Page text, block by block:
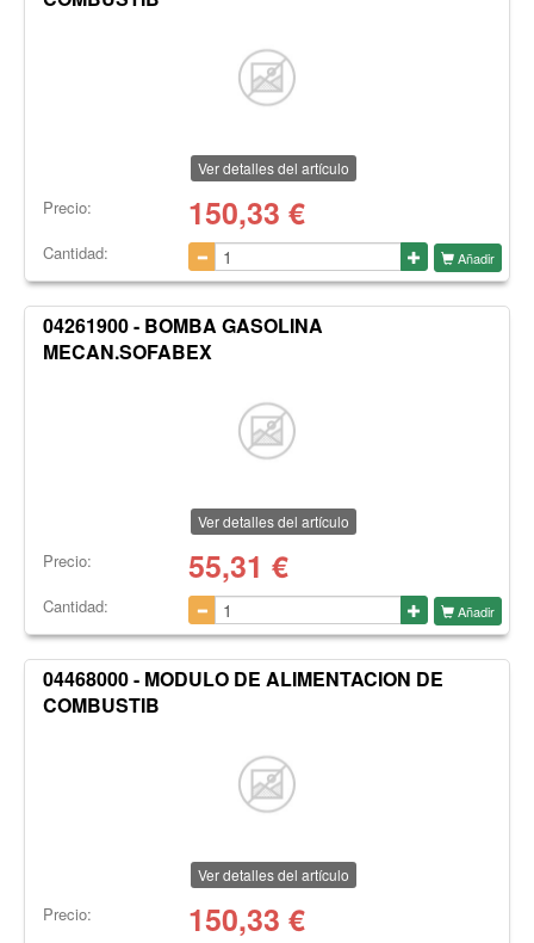
Ver detalles del artículo
Precio: 150,33 €
Cantidad: Añadir
04261900 - BOMBA GASOLINA
MECAN.SOFABEX
Ver detalles del artículo
Precio: 55,31 €
Cantidad: Añadir
04468000 - MODULO DE ALIMENTACION DE
COMBUSTIB
Ver detalles del artículo
Precio: 150,33 €